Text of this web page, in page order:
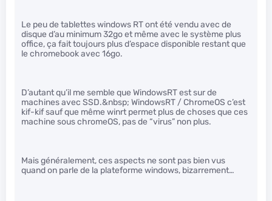
Le peu de tablettes windows RT ont été vendu avec de
disque d’au minimum 32go et même avec le système plus
office, ça fait toujours plus d’espace disponible restant que
le chromebook avec 16go.
D’autant qu’il me semble que WindowsRT est sur de
machines avec SSD.&nbsp; WindowsRT / ChromeOS c’est
kif-kif sauf que même winrt permet plus de choses que ces
machine sous chromeOS, pas de “virus” non plus.
Mais généralement, ces aspects ne sont pas bien vus
quand on parle de la plateforme windows, bizarrement…